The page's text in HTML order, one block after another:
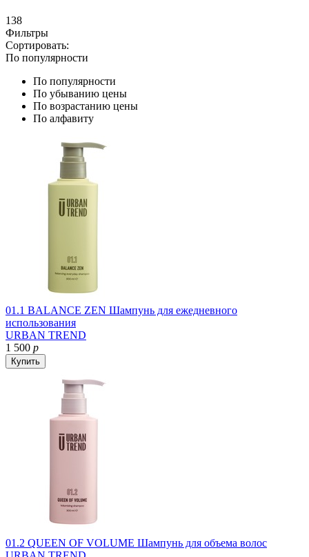
138
Фильтры
Сортировать:
По популярности
По популярности
По убыванию цены
По возрастанию цены
По алфавиту
01.1 BALANCE ZEN Шампунь для ежедневного
использования
URBAN TREND
1 500 р
Купить
01.2 QUEEN OF VOLUME Шампунь для объема волос